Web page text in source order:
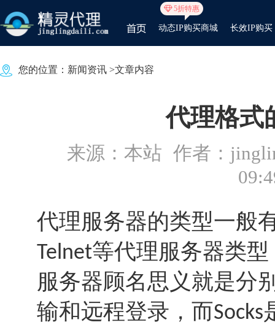
5折特惠
动态IP购买商城 长效IP购买
您的位置： 新闻资讯 >文章内容
代理格式
来源：本站 作者：
代理服务器的类型一般
Telnet等代理服务器类型
服务器顾名思义就是分
输和远程登录，而Socks